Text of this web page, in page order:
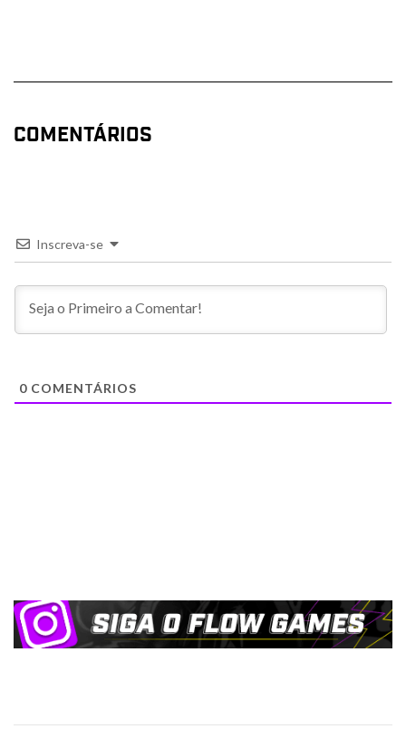
COMENTÁRIOS
Inscreva-se
0 COMENTÁRIOS